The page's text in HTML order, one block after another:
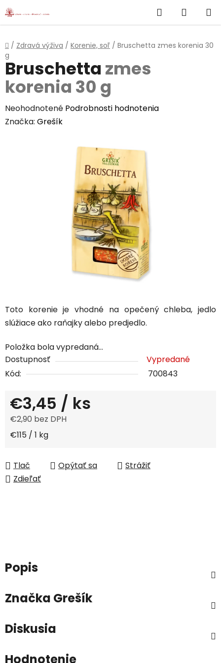
Prejsť
na
Hľadať
KOŠÍK
Domov
/ Zdravá výživa / Korenie, soľ / Bruschetta zmes korenia 30
g
Toto korenie je vhodné na opečený chleba, jedlo
slúžiace ako raňajky alebo predjedlo.
Položka bola vypredaná…
Dostupnosť
Vypredané
Kód:
700843
€3,45 / ks
€2,90 bez DPH
Jednotková cena:
€115 / 1 kg
Tlač Opýtať sa
Strážiť
Zdieľať
Bruschetta zmes
korenia 30 g
Priemerné
hodnotenie
Neohodnotené Podrobnosti hodnotenia
Značka: Grešík
Popis
Značka Grešík
Diskusia
Hodnotenie